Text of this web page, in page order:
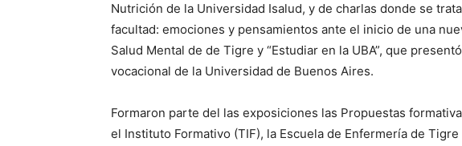
Nutrición de la Universidad Isalud, y de charlas donde se
facultad: emociones y pensamientos ante el inicio de una
Salud Mental de de Tigre y “Estudiar en la UBA”, que
vocacional de la Universidad de Buenos Aires.
Formaron parte del las exposiciones las Propuestas
el Instituto Formativo (TIF), la Escuela de Enfermería de